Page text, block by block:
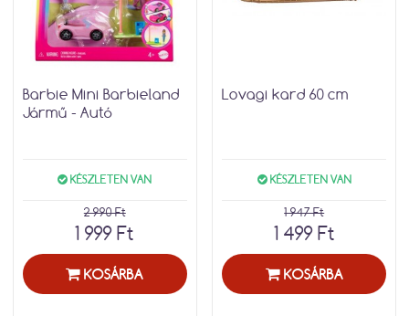
Barbie Mini Barbieland
Jármű - Autó
KÉSZLETEN VAN
2 990 Ft
1 999 Ft
KOSÁRBA
Lovagi kard 60 cm
KÉSZLETEN VAN
1 947 Ft
1 499 Ft
KOSÁRBA